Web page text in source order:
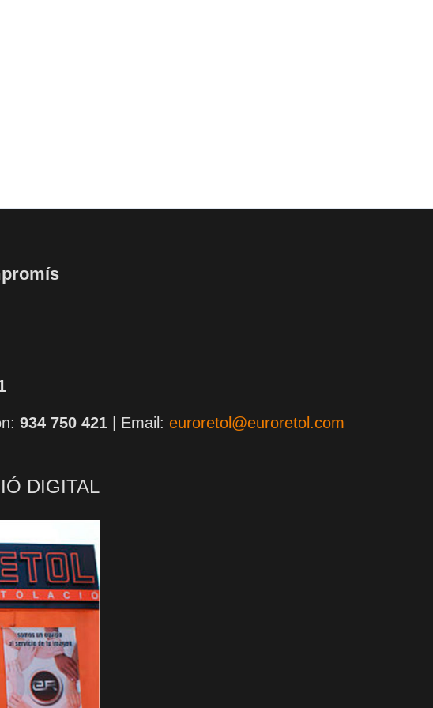
934 750 421| Email: euroretol@euroretol.com
DIGITAL